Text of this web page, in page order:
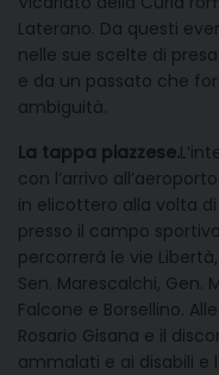
Laterano. Da questi
nelle sue scelte di
e da un passato che
ambiguità.
La tappa piazzese.
con l’arrivo
in elicottero alla volta
presso il campo
percorrerà le vie
Sen. Marescalchi, Gen.
Falcone e Borsellino.
Rosario Gisana e il
ammalati e ai disabili e